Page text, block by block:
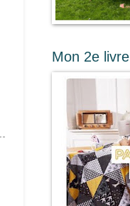
Mon 2e livre